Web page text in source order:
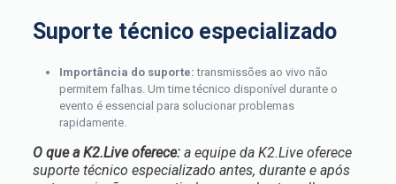
Suporte técnico especializado
Importância do suporte: transmissões ao vivo não
permitem falhas. Um time técnico disponível durante o
evento é essencial para solucionar problemas
rapidamente.
O que a K2.Live oferece:a equipe da K2.Live oferece
suporte técnico especializado antes, durante e após